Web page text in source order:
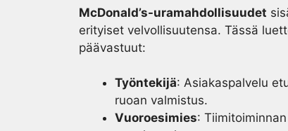
McDonald’s-uramahdollisuudet
erityiset velvollisuutensa. Tässä
päävastuut:
Työntekijä: Asiakaspalvelu
ruoan valmistus.
Vuoroesimies: